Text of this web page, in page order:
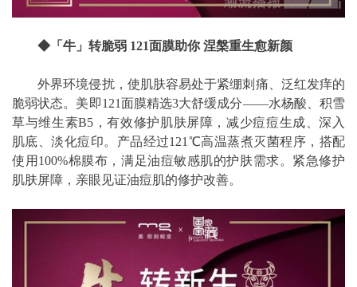
◆ 「牛」转脆弱 121面膜助你 涅槃重生愈新颜
外界环境侵扰，使肌肤容易处于紧绷刺痛、泛红发痒的
脆弱状态。美即121面膜精选3大舒缓成分——水杨酸、积雪
草与维生素B5，有效修护肌肤屏障，减少痘痘生成、深入
肌底、淡化痘印。产品经过121℃高温蒸煮灭菌程序，搭配
使用100%棉膜布，满足油痘敏感肌的护肤需求。紧急修护
肌肤屏障，亲眼见证油痘肌的修护改善。